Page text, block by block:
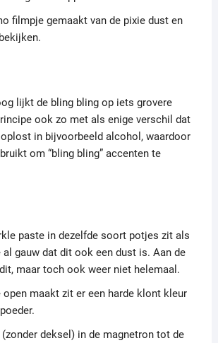
filmpje gemaakt van de pixie dust en
lijkt de bling bling op iets grovere
ook zo met als enige verschil dat
in bijvoorbeeld alcohol, waardoor
om “bling bling” accenten te
paste in dezelfde soort potjes zit als
al gauw dat dit ook een dust is. Aan de
maar toch ook weer niet helemaal.
maakt zit er een harde klont kleur
deksel) in de magnetron tot de